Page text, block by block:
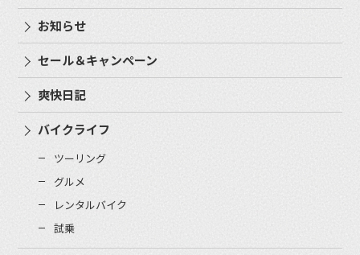
お知らせ
セール＆キャンペーン
爽快日記
バイクライフ
ツーリング
グルメ
レンタルバイク
試乗